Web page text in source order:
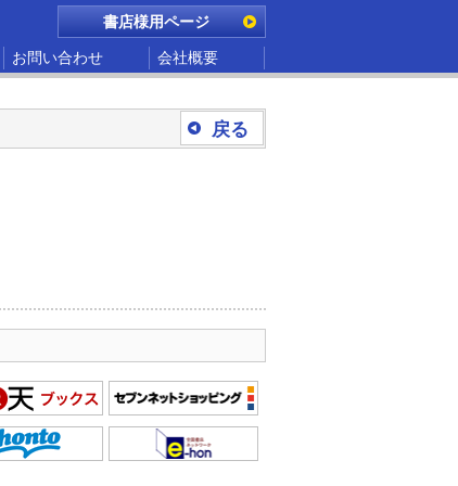
書店様用ページ
お問い合わせ 会社概要
戻る